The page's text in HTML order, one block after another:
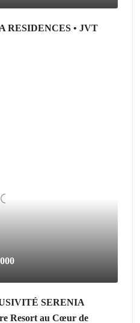
RESIDENCES • JVT
SERENIA
Resort au Cœur de